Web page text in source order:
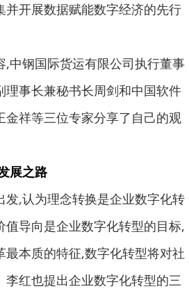
开展数据赋能数字经济的先行
钢国际货运有限公司执行董事
事长兼秘书长周剑和中国软件
祥等三位专家分享了自己的观
展之路
,认为理念转换是企业数字化转
导向是企业数字化转型的目标,
本质的特征,数字化转型将对社
红也提出企业数字化转型的三